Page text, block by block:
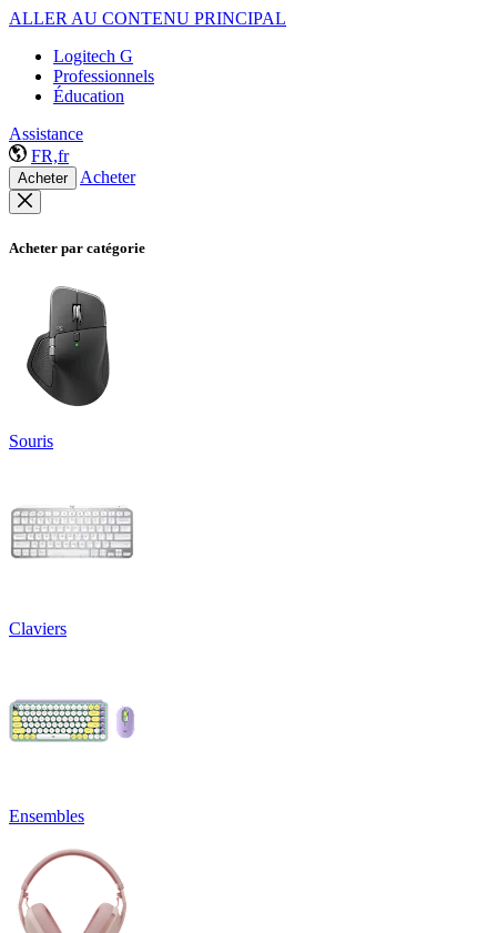
ALLER AU CONTENU PRINCIPAL
Logitech G
Professionnels
Éducation
Assistance
FR,fr
Acheter Acheter
Acheter par catégorie
Souris
Claviers
Ensembles